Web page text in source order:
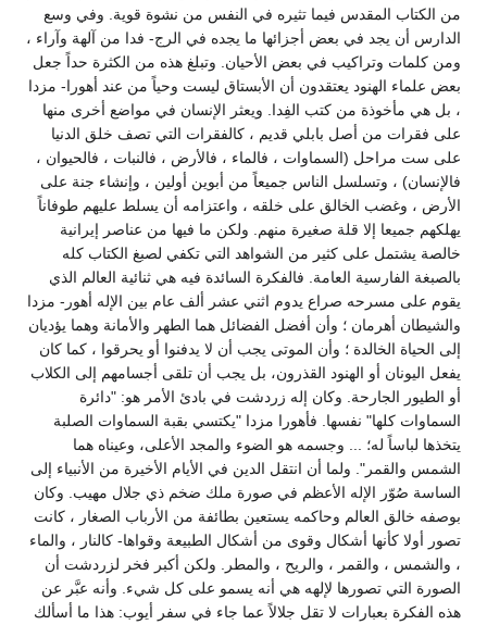
من الكتاب المقدس فيما تثيره في النفس من نشوة قوية. وفي وسع
الدارس أن يجد في بعض أجزائها ما يجده في الرج- فدا من آلهة وآراء ،
ومن كلمات وتراكيب في بعض الأحيان. وتبلغ هذه من الكثرة حداً جعل
بعض علماء الهنود يعتقدون أن الأبستاق ليست وحياً من عند أهورا- مزدا
، بل هي مأخوذة من كتب الفِدا. ويعثر الإنسان في مواضع أخرى منها
على فقرات من أصل بابلي قديم ، كالفقرات التي تصف خلق الدنيا
على ست مراحل (السماوات ، فالماء ، فالأرض ، فالنبات ، فالحيوان ،
فالإنسان) ، وتسلسل الناس جميعاً من أبوين أولين ، وإنشاء جنة على
الأرض ، وغضب الخالق على خلقه ، واعتزامه أن يسلط عليهم طوفاناً
يهلكهم جميعا إلا قلة صغيرة منهم. ولكن ما فيها من عناصر إيرانية
خالصة يشتمل على كثير من الشواهد التي تكفي لصبغ الكتاب كله
بالصبغة الفارسية العامة. فالفكرة السائدة فيه هي ثنائية العالم الذي
يقوم على مسرحه صراع يدوم اثني عشر ألف عام بين الإله أهور- مزدا
والشيطان أهرمان ؛ وأن أفضل الفضائل هما الطهر والأمانة وهما يؤديان
إلى الحياة الخالدة ؛ وأن الموتى يجب أن لا يدفنوا أو يحرقوا ، كما كان
يفعل اليونان أو الهنود القذرون، بل يجب أن تلقى أجسامهم إلى الكلاب
أو الطيور الجارحة. وكان إله زردشت في بادئ الأمر هو: "دائرة
السماوات كلها" نفسها. فأهورا مزدا "يكتسي بقبة السماوات الصلبة
يتخذها لباساً له؛ ... وجسمه هو الضوء والمجد الأعلى، وعيناه هما
الشمس والقمر". ولما أن انتقل الدين في الأيام الأخيرة من الأنبياء إلى
الساسة صُوّر الإله الأعظم في صورة ملك ضخم ذي جلال مهيب. وكان
بوصفه خالق العالم وحاكمه يستعين بطائفة من الأرباب الصغار ، كانت
تصور أولا كأنها أشكال وقوى من أشكال الطبيعة وقواها- كالنار ، والماء
، والشمس ، والقمر ، والريح ، والمطر. ولكن أكبر فخر لزردشت أن
الصورة التي تصورها لإلهه هي أنه يسمو على كل شيء. وأنه عبَّر عن
هذه الفكرة بعبارات لا تقل جلالاً عما جاء في سفر أيوب: هذا ما أسألك